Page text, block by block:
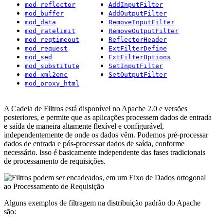
mod_reflector
mod_buffer
mod_data
mod_ratelimit
mod_reqtimeout
mod_request
mod_sed
mod_substitute
mod_xml2enc
mod_proxy_html
AddInputFilter
AddOutputFilter
RemoveInputFilter
RemoveOutputFilter
ReflectorHeader
ExtFilterDefine
ExtFilterOptions
SetInputFilter
SetOutputFilter
A Cadeia de Filtros está disponível no Apache 2.0 e versões
posteriores, e permite que as aplicações processem dados de entrada
e saída de maneira altamente flexível e configurável,
independentemente de onde os dados vêm. Podemos pré-processar
dados de entrada e pós-processar dados de saída, conforme
necessário. Isso é basicamente independente das fases tradicionais
de processamento de requisições.
Alguns exemplos de filtragem na distribuição padrão do Apache
são: